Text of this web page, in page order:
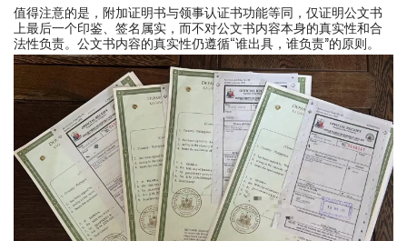
值得注意的是，附加证明书与领事认证书功能等同，仅证明公文书
上最后一个印鉴、签名属实，而不对公文书内容本身的真实性和合
法性负责。公文书内容的真实性仍遵循“谁出具，谁负责”的原则。